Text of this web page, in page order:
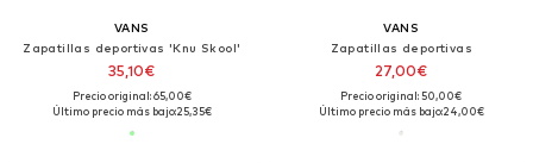
VANS
Zapatillas deportivas 'Knu Skool'
35,10€
Precio original: 65,00€
Último precio más bajo:25,35€
VANS
Zapatillas deportivas
27,00€
Precio original: 50,00€
Último precio más bajo:24,00€